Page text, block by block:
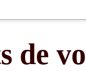
de